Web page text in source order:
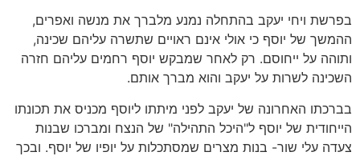
בפרשת ויחי יעקב בהתחלה נמנע מלברך את מנשה ואפרים,
ההמשך של יוסף כי אולי אינם ראויים שתשרה עליהם שכינה,
ותוהה על ייחוסם. רק לאחר שמבקש יוסף רחמים עליהם חזרה
השכינה לשרות על יעקב והוא מברך אותם.
בברכתו האחרונה של יעקב לפני מיתתו ליוסף מכניס את תכונתו
הייחודית של יוסף ל"היכל התהילה" של הנצח ומברכו שבנות
צעדה עלי שור- בנות מצרים שמסתכלות על יופיו של יוסף. ובכך